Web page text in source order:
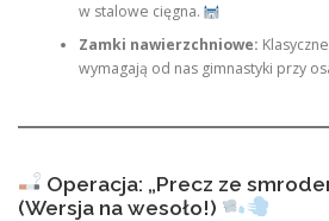
w stalowe cięgna.
Zamki nawierzchniowe:
wymagają od nas gimnastyki przy
Operacja: „Precz ze
(Wersja na wesoło!)